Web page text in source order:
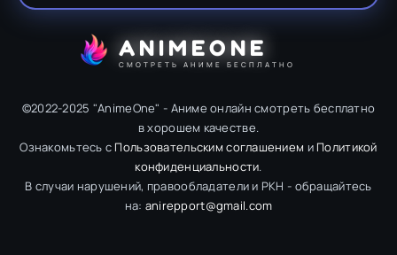
ANIMEONE
СМОТРЕТЬ АНИМЕ БЕСПЛАТНО
©2022-2025 "AnimeOne" - Аниме онлайн смотреть бесплатно
в хорошем качестве.
Ознакомьтесь с Пользовательским соглашением и Политикой
конфиденциальности.
В случаи нарушений, правообладатели и РКН - обращайтесь
на: anirepport@gmail.com